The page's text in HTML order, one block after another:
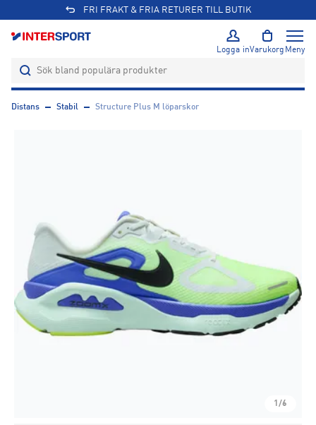
FRI FRAKT & FRIA RETURER TILL BUTIK
Logga inVarukorg Meny
Distans Stabil Structure Plus M löparskor
1/6